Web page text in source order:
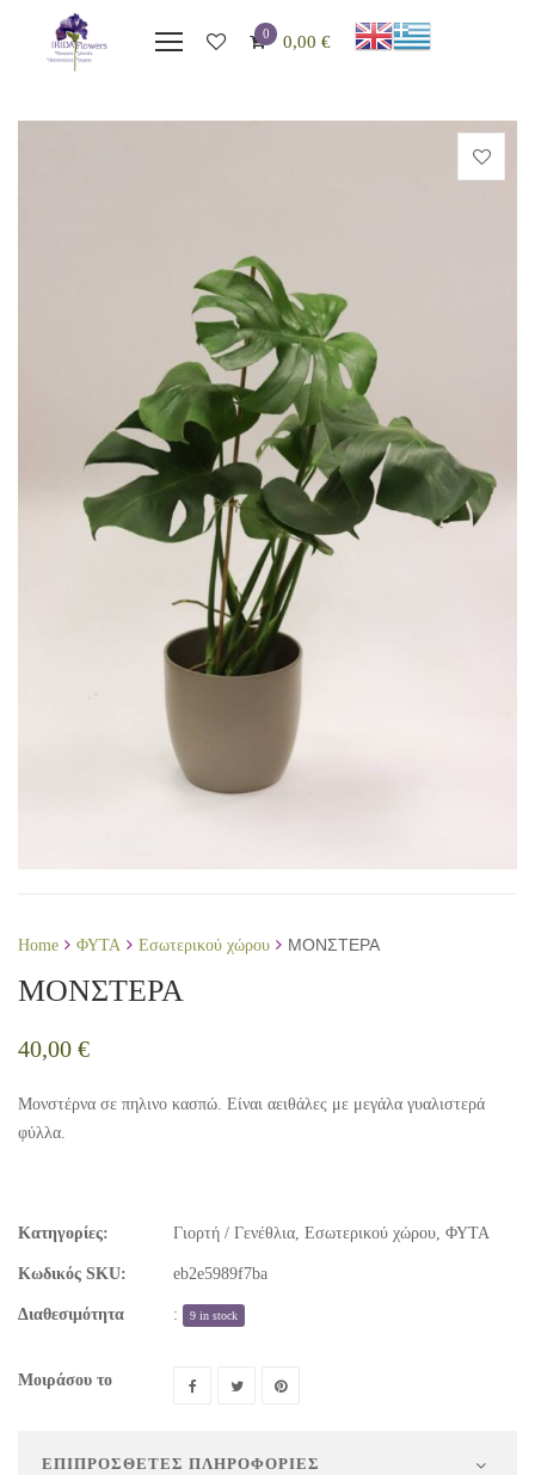
0 0,00 €
Home ΦΥΤΑ Εσωτερικού χώρου ΜΟΝΣΤΕΡΑ
ΜΟΝΣΤΕΡΑ
40,00 €
Μονστέρνα σε πηλινο κασπώ. Είναι αειθάλες με μεγάλα γυαλιστερά
φύλλα.
Κατηγορίες: Γιορτή / Γενέθλια, Εσωτερικού χώρου, ΦΥΤΑ
Κωδικός SKU: eb2e5989f7ba
Διαθεσιμότητα : 9 in stock
Μοιράσου το
ΕΠΙΠΡΌΣΘΕΤΕΣ ΠΛΗΡΟΦΟΡΊΕΣ